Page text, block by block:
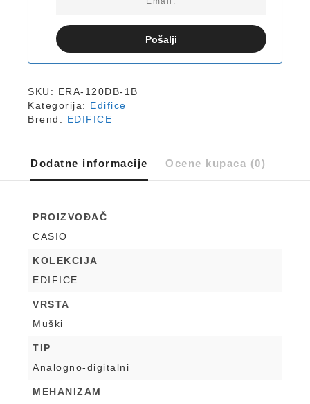
Pošalji
SKU: ERA-120DB-1B
Kategorija: Edifice
Brend: EDIFICE
Dodatne informacije Ocene kupaca (0)
PROIZVOĐAČ
CASIO
KOLEKCIJA
EDIFICE
VRSTA
Muški
TIP
Analogno-digitalni
MEHANIZAM